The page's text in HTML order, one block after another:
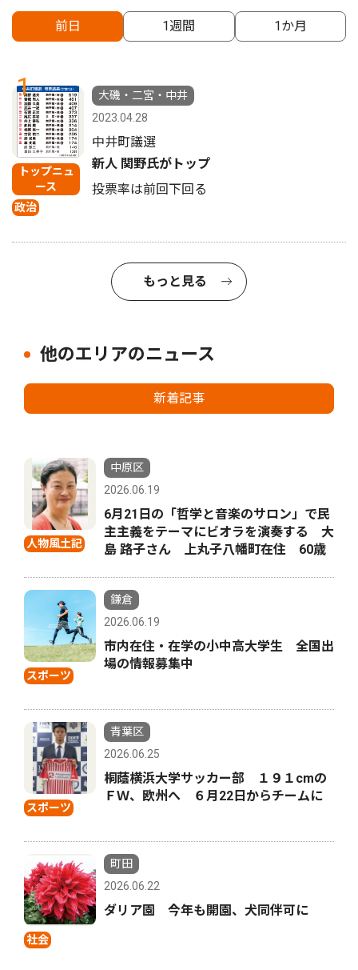
前日 1週間 1か月
1
トップニュ
ース
政治
大磯・二宮・中井
2023.04.28
中井町議選
新人 関野氏がトップ
投票率は前回下回る
もっと見る
他のエリアのニュース
新着記事
人物風土記
中原区
2026.06.19
6月21日の「哲学と音楽のサロン」で民
主主義をテーマにビオラを演奏する 大
島 路子さん 上丸子八幡町在住 60歳
スポーツ
鎌倉
2026.06.19
市内在住・在学の小中高大学生 全国出
場の情報募集中
スポーツ
青葉区
2026.06.25
桐蔭横浜大学サッカー部 １９１cmの
ＦＷ、欧州へ ６月22日からチームに
社会
町田
2026.06.22
ダリア園 今年も開園、犬同伴可に